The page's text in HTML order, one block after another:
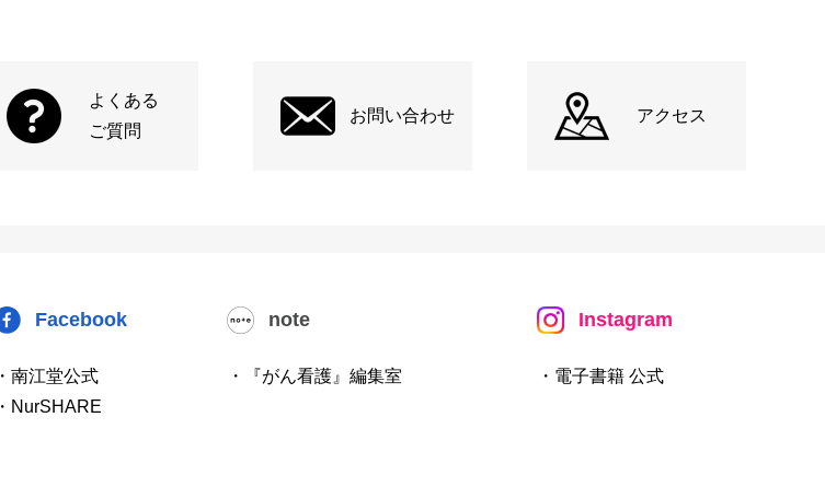
よくある
ご質問
お問い合わせ アクセス
Facebook
・南江堂公式
・NurSHARE
note
・『がん看護』編集室
Instagram
・電子書籍 公式